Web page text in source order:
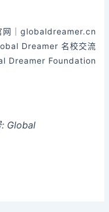
网｜globaldreamer.cn
Dreamer 名校交流
Dreamer Foundation
: Global